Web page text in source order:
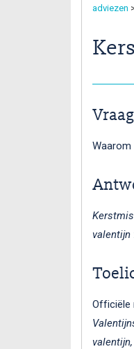
adviezen
Vraag
Waarom
Kerstmis
valentijn
Officiële